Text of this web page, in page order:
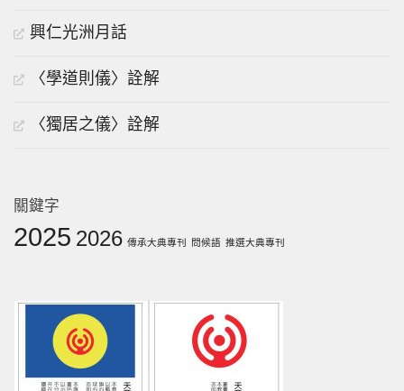
興仁光洲月話
〈學道則儀〉詮解
〈獨居之儀〉詮解
關鍵字
2025 2026 傳承大典專刊 問候語 推選大典專刊